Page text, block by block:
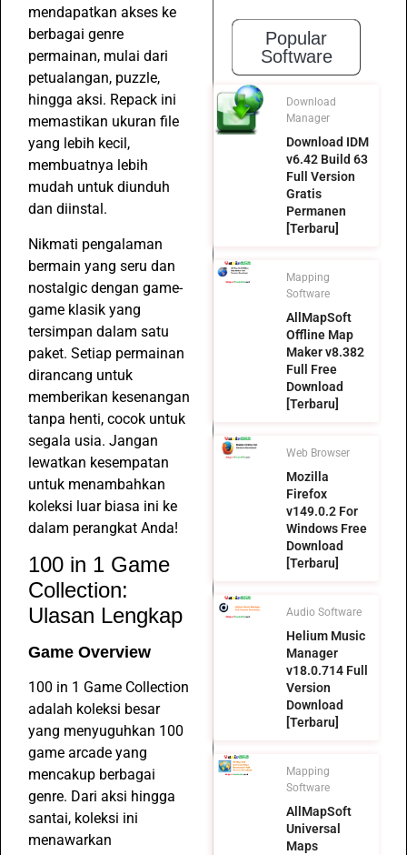
mendapatkan akses ke
berbagai genre
permainan, mulai dari
petualangan, puzzle,
hingga aksi. Repack ini
memastikan ukuran file
yang lebih kecil,
membuatnya lebih
mudah untuk diunduh
dan diinstal.
Nikmati pengalaman
bermain yang seru dan
nostalgic dengan game-
game klasik yang
tersimpan dalam satu
paket. Setiap permainan
dirancang untuk
memberikan kesenangan
tanpa henti, cocok untuk
segala usia. Jangan
lewatkan kesempatan
untuk menambahkan
koleksi luar biasa ini ke
dalam perangkat Anda!
100 in 1 Game
Collection:
Ulasan Lengkap
Game Overview
100 in 1 Game Collection
adalah koleksi besar
yang menyuguhkan 100
game arcade yang
mencakup berbagai
genre. Dari aksi hingga
santai, koleksi ini
menawarkan
Popular
Software
Download
Manager
Download IDM
v6.42 Build 63
Full Version
Gratis
Permanen
[Terbaru]
Mapping
Software
AllMapSoft
Offline Map
Maker v8.382
Full Free
Download
[Terbaru]
Web Browser
Mozilla
Firefox
v149.0.2 For
Windows Free
Download
[Terbaru]
Audio Software
Helium Music
Manager
v18.0.714 Full
Version
Download
[Terbaru]
Mapping
Software
AllMapSoft
Universal
Maps